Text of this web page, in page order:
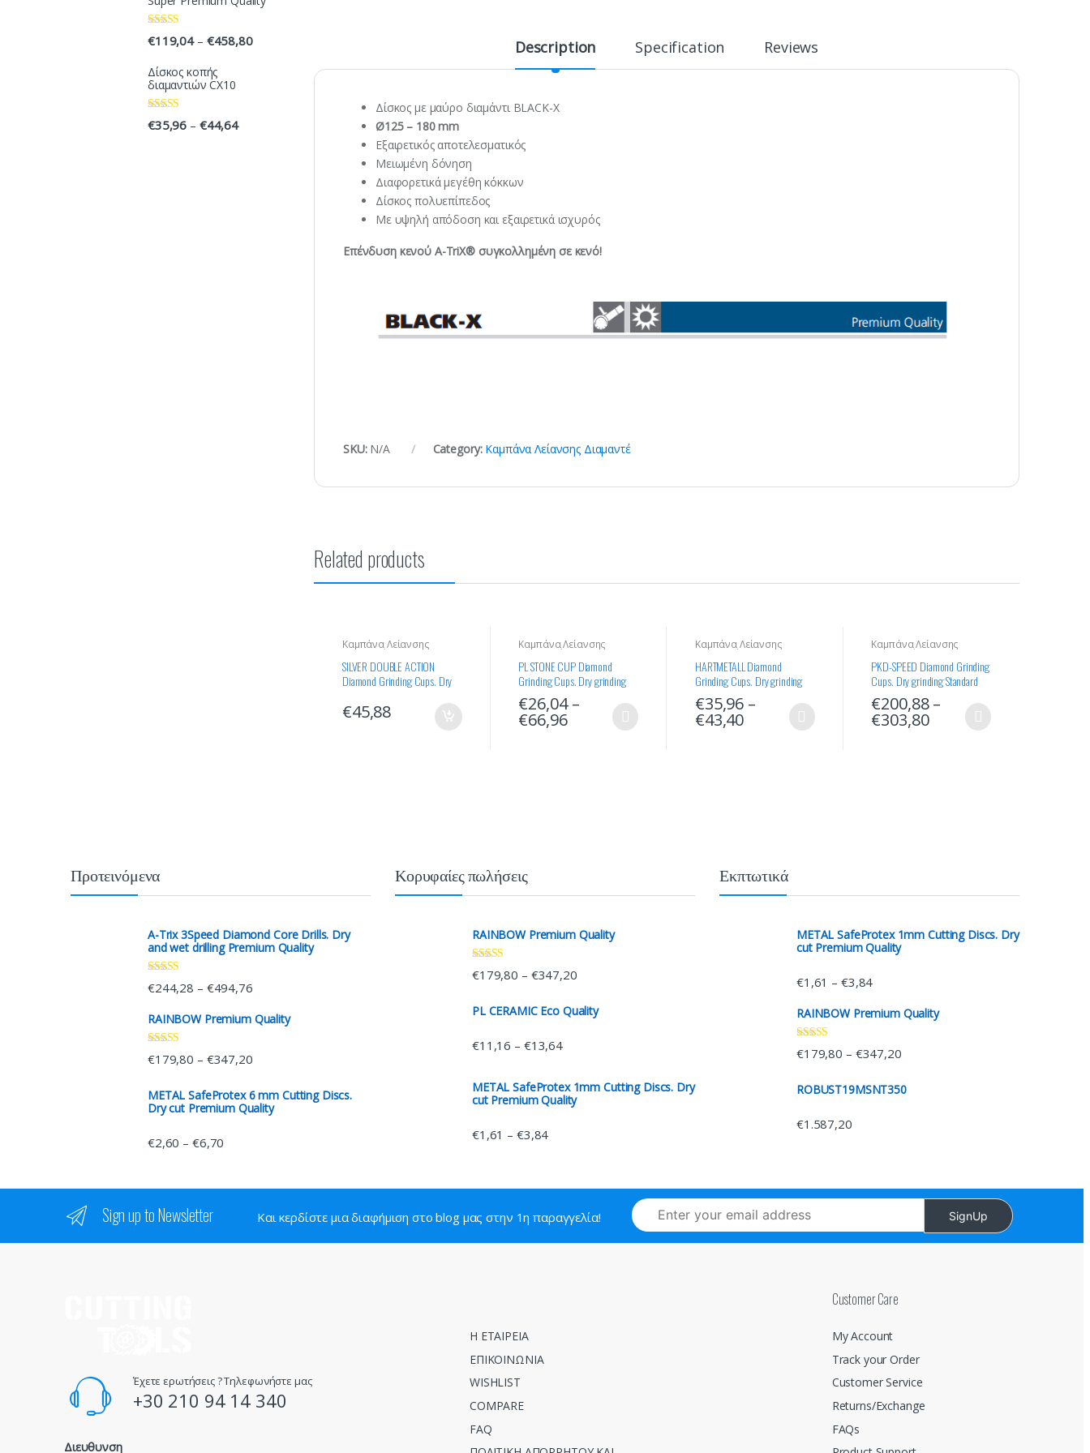
Description Specification Reviews
Δίσκος με μαύρο διαμάντι BLACK-X
Ø125 – 180 mm
Εξαιρετικός αποτελεσματικός
Μειωμένη δόνηση
Διαφορετικά μεγέθη κόκκων
Δίσκος πολυεπίπεδος
Με υψηλή απόδοση και εξαιρετικά ισχυρός
Επένδυση κενού A-TriX® συγκολλημένη σε κενό!
SKU: N/A Category: Καμπάνα Λείανσης Διαμαντέ
Related products
Καμπάνα Λείανσης
Διαμαντέ
SILVER DOUBLE ACTION
Diamond Grinding Cups. Dry
€45,88
Καμπάνα Λείανσης
Διαμαντέ
PL STONE CUP Diamond
Grinding Cups. Dry grinding
Standard Quality
€26,04–
€66,96
Καμπάνα Λείανσης
Διαμαντέ
HARTMETALL Diamond
Grinding Cups. Dry grinding
Standard Quality
€35,96 –
€43,40
Καμπάνα Λείανσης
Διαμαντέ
PKD-SPEED Diamond Grinding
Cups. Dry grinding Standard
Quality
€200,88–
€303,80
Rated 5.00
out of 5
€119,04– €458,80
Δίσκος κοπής
διαμαντιών CX10
Rated4.33
out of 5
€35,96 – €44,64
Προτεινόμενα
A-Trix 3Speed Diamond Core Drills. Dry
and wet drilling Premium Quality
Rated 4.00
out of 5
€244,28 – €494,76
RAINBOW Premium Quality
Rated 4.33
out of 5
€179,80 – €347,20
METAL SafeProtex 6 mm Cutting Discs.
Dry cut Premium Quality
€2,60 – €6,70
Κορυφαίες πωλήσεις
RAINBOW Premium Quality
Rated 4.33
out of 5
€179,80 – €347,20
PL CERAMIC Eco Quality
€11,16 – €13,64
METAL SafeProtex 1mm Cutting Discs. Dry
cut Premium Quality
€1,61 – €3,84
Εκπτωτικά
METAL SafeProtex 1mm Cutting Discs. Dry
cut Premium Quality
€1,61 – €3,84
RAINBOW Premium Quality
Rated 4.33
out of 5
€179,80 – €347,20
ROBUST19MSNT350
€1.587,20
Sign up to Newsletter Και κερδίστε μια διαφήμιση στο blog μας στην 1η παραγγελία! SignUp
Έχετε ερωτήσεις ? Τηλεφωνήστε μας
+30 210 94 14 340
Διευθυνση
Η ΕΤΑΙΡΕΙΑ
ΕΠΙΚΟΙΝΩΝΙΑ
WISHLIST
COMPARE
FAQ
Customer Care
My Account
Track your Order
Customer Service
Returns/Exchange
FAQs